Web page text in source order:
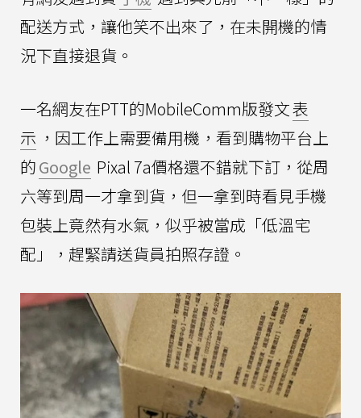
配送方式，讓他笑不出來了，在未開機的情
況下直接退貨。
一名網友在PTT的MobileComm版發文表
示 ，因工作上需要備用機，看到購物平台上
的Google Pixal 7a價格還不錯就下訂，從周
六等到周一才拿到貨，但一拿到時看見手機
包裝上竟然有水氣，似乎被當成「低溫宅
配」，趕緊請送貨員拍照存證。